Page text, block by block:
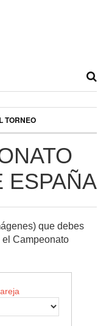
TORNEO
ESPAÑA
que debes
Campeonato